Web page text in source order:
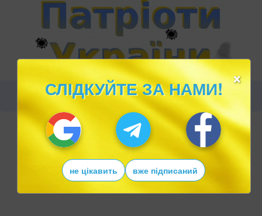
×
СЛІДКУЙТЕ ЗА НАМИ!
не цікавить вже підписаний